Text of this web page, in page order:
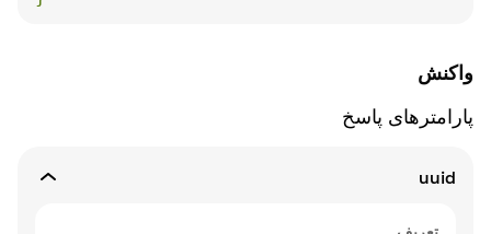
واکنش
پارامترهای پاسخ
uuid